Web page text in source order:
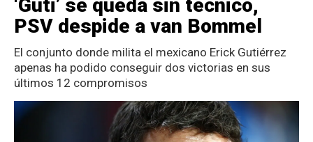
‘Guti’ se queda sin técnico,
PSV despide a van Bommel
El conjunto donde milita el mexicano Erick Gutiérrez
apenas ha podido conseguir dos victorias en sus
últimos 12 compromisos